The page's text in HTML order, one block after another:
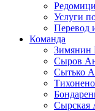
Услуги
Перевод
Команда
Зимянин
Сыров
Сытько
Сырская